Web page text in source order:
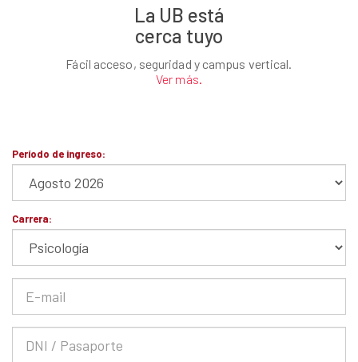
La UB está
cerca tuyo
Fácil acceso, seguridad y campus vertical.
Ver más.